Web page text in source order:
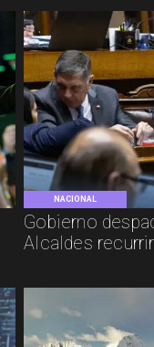
NACIONAL
Gobierno
Alcaldes